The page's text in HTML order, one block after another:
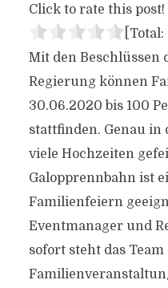
Click to rate this post!
[Total:
Mit den Beschlüssen
Regierung können
30.06.2020 bis 100
stattfinden. Genau in
viele Hochzeiten
Galopprennbahn ist
Familienfeiern
Eventmanager und
sofort steht das